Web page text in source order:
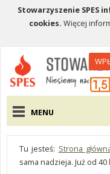
Stowarzyszenie SPES
cookies. Więcej
Menu pomocnicze
Menu główne
MENU
Tu jesteś: Strona
sama nadzieja. Już od 40